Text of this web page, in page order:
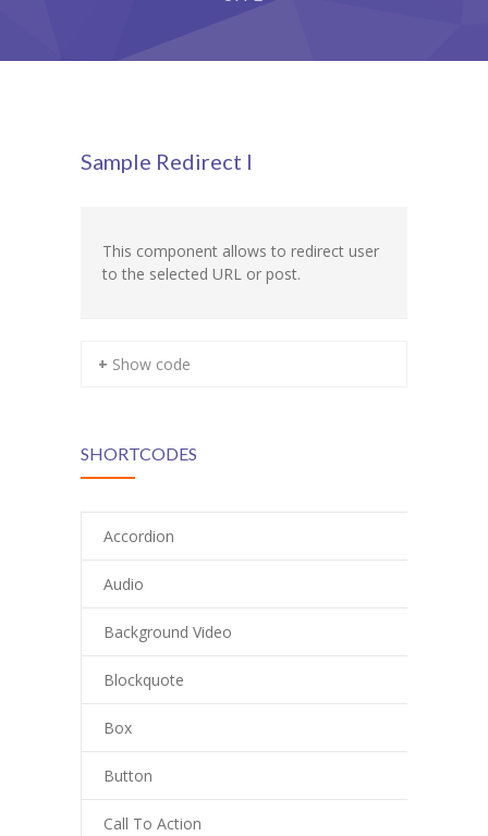
BIP
Sample Redirect I
This component allows to redirect user
to the selected URL or post.
+ Show code
SHORTCODES
Accordion
Audio
Background Video
Blockquote
Box
Button
Call To Action